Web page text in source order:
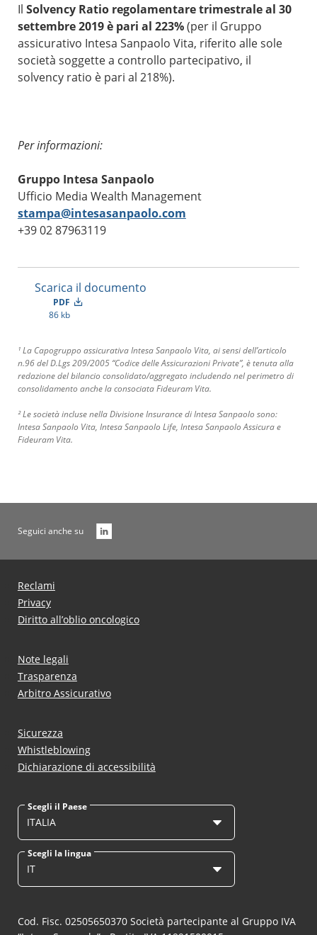
Il Solvency Ratio regolamentare trimestrale al 30
settembre 2019 è pari al 223%(per il Gruppo
assicurativo Intesa Sanpaolo Vita, riferito alle sole
società soggette a controllo partecipativo, il
solvency ratio è pari al 218%).
Per informazioni:
Gruppo Intesa Sanpaolo
Ufficio Media Wealth Management
stampa@intesasanpaolo.com
+39 02 87963119
Scarica il documento
PDF
86 kb
¹ La Capogruppo assicurativa Intesa Sanpaolo Vita, ai sensi dell’articolo
n.96 del D.Lgs 209/2005 “Codice delle Assicurazioni Private”, è tenuta alla
redazione del bilancio consolidato/aggregato includendo nel perimetro di
consolidamento anche la consociata Fideuram Vita.
² Le società incluse nella Divisione Insurance di Intesa Sanpaolo sono:
Intesa Sanpaolo Vita, Intesa Sanpaolo Life, Intesa Sanpaolo Assicura e
Fideuram Vita.
Seguici anche su
Reclami
Privacy
Diritto all’oblio oncologico
Note legali
Trasparenza
Arbitro Assicurativo
Sicurezza
Whistleblowing
Dichiarazione di accessibilità
Scegli il Paese
ITALIA
Scegli la lingua
IT
Cod. Fisc. 02505650370 Società partecipante al Gruppo IVA